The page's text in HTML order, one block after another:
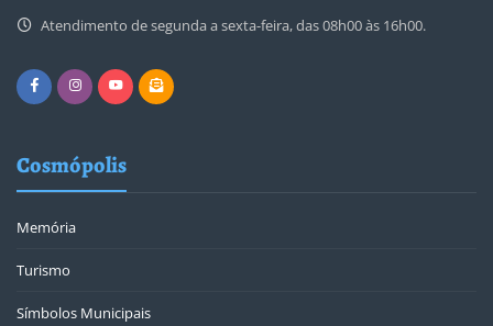
Atendimento de segunda a sexta-feira, das 08h00 às 16h00.
Cosmópolis
Memória
Turismo
Símbolos Municipais